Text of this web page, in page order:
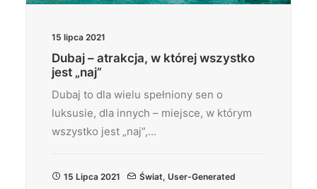
15 lipca 2021
Dubaj – atrakcja, w której wszystko
jest „naj”
Dubaj to dla wielu spełniony sen o
luksusie, dla innych – miejsce, w którym
wszystko jest „naj”,…
15 Lipca 2021 Świat, User-Generated